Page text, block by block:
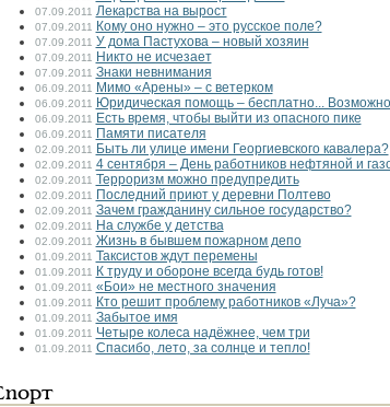
07.09.2011 Лекарства на вырост
07.09.2011 Кому оно нужно – это русское поле?
07.09.2011 У дома Пастухова – новый хозяин
07.09.2011 Никто не исчезает
07.09.2011 Знаки невнимания
06.09.2011 Мимо «Арены» – с ветерком
06.09.2011 Юридическая помощь – бесплатно...
06.09.2011 Есть время, чтобы выйти из опасного пике
06.09.2011 Памяти писателя
02.09.2011 Быть ли улице имени Георгиевского кавалера?
02.09.2011 4 сентября – День работников нефтяной и
02.09.2011 Терроризм можно предупредить
02.09.2011 Последний приют у деревни Полтево
02.09.2011 Зачем гражданину сильное государство?
02.09.2011 На службе у детства
02.09.2011 Жизнь в бывшем пожарном депо
01.09.2011 Таксистов ждут перемены
01.09.2011 К труду и обороне всегда будь готов!
01.09.2011 «Бои» не местного значения
01.09.2011 Кто решит проблему работников «Луча»?
01.09.2011 Забытое имя
01.09.2011 Четыре колеса надёжнее, чем три
01.09.2011 Спасибо, лето, за солнце и тепло!